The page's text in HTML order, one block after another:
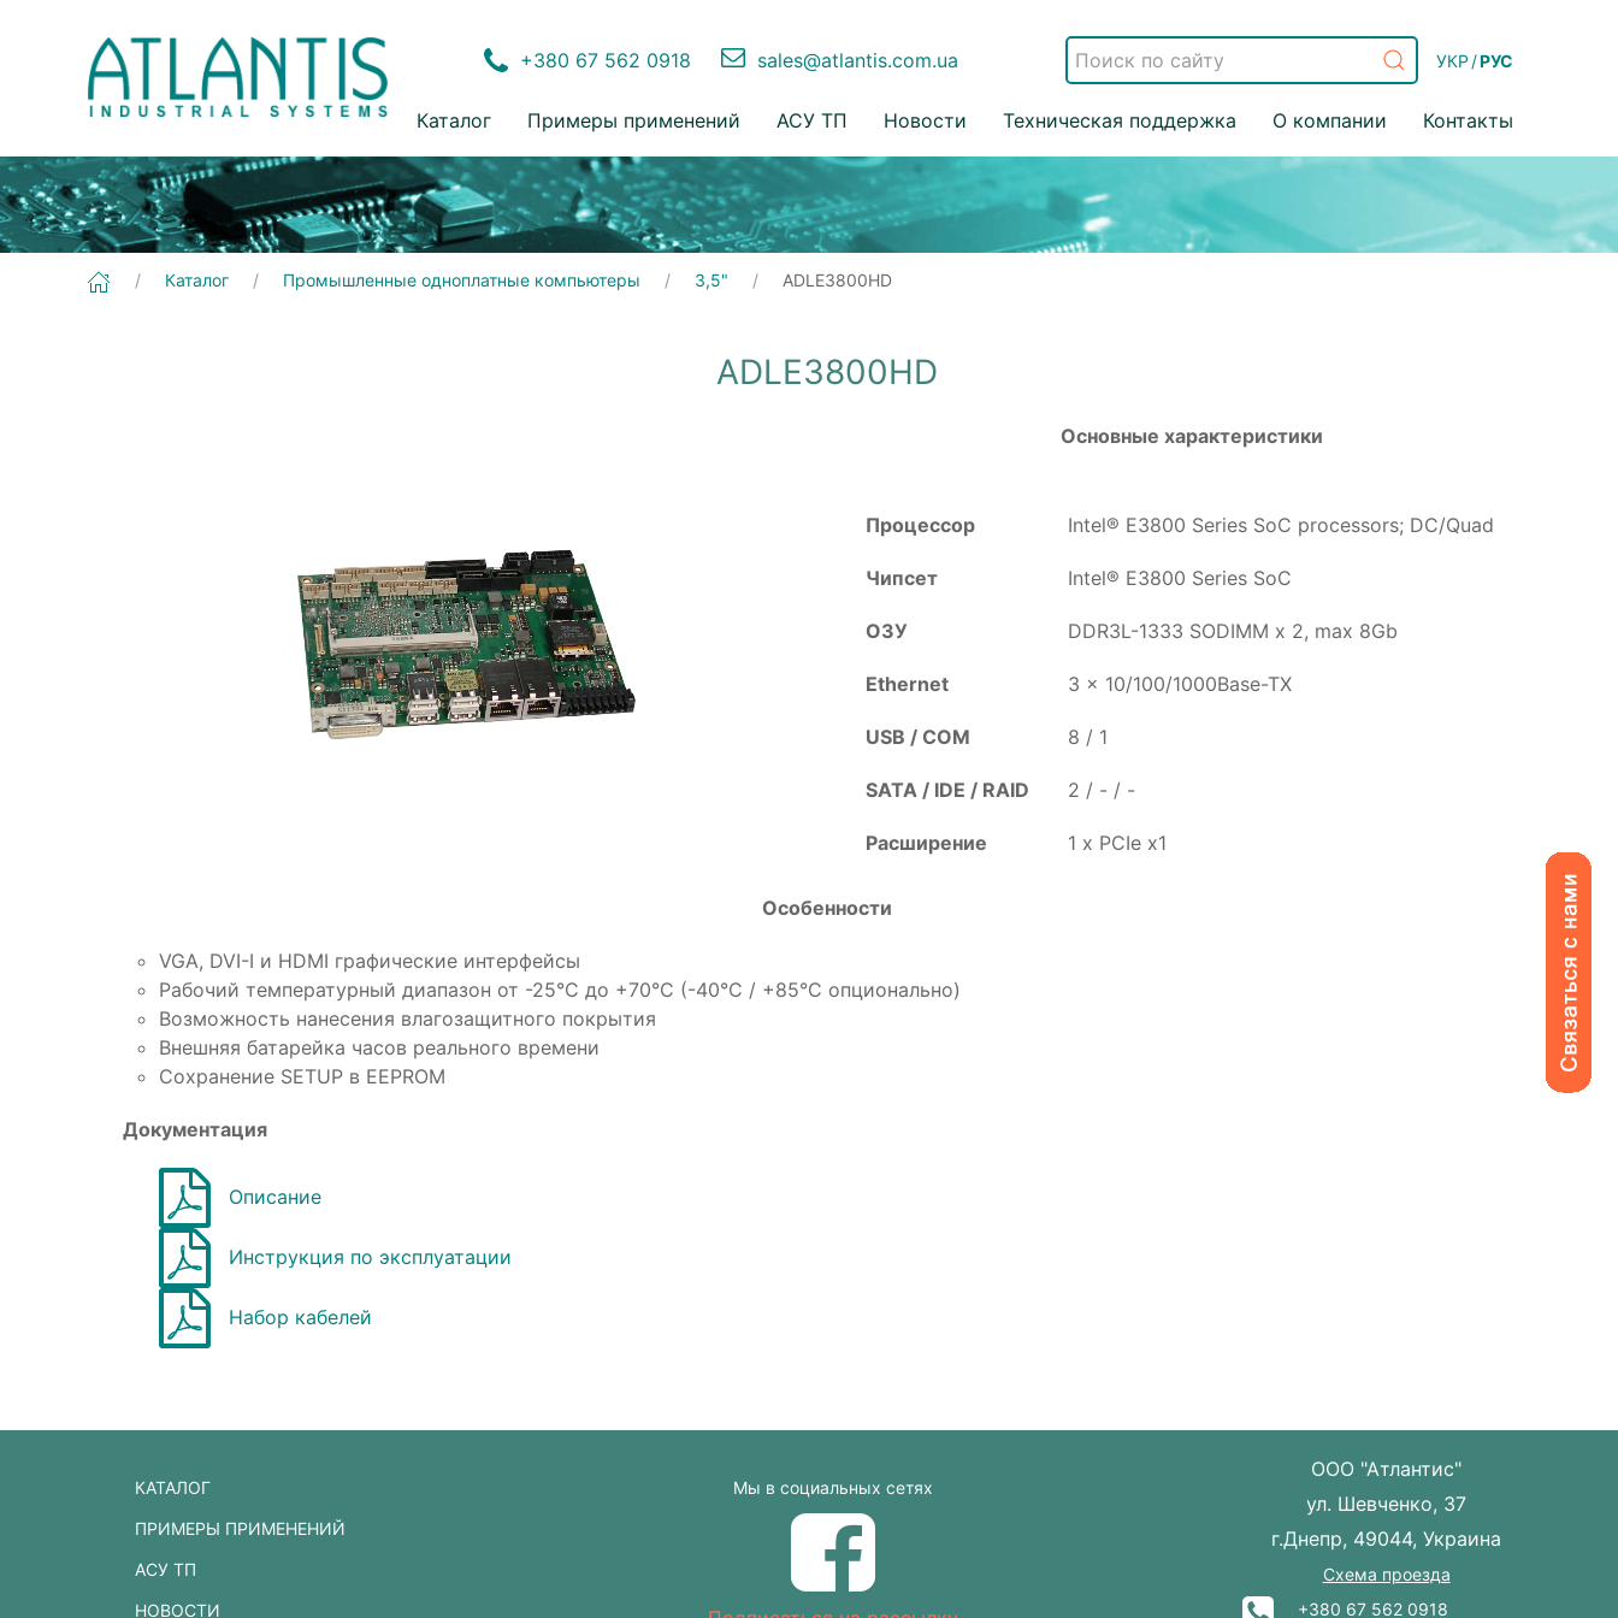
+380 67 562 0918 sales@atlantis.com.ua УКР /РУС
Каталог Примеры применений АСУ ТП Новости Техническая поддержка О компании Контакты
Каталог Промышленные одноплатные компьютеры 3,5" ADLE3800HD
ADLE3800HD
Основные характеристики
Процессор Intel® E3800 Series SoC processors; DC/Quad
Чипсет Intel® E3800 Series SoC
ОЗУ DDR3L-1333 SODIMM x 2, max 8Gb
Ethernet 3 x 10/100/1000Base-TX
USB / COM 8 / 1
SATA / IDE / RAID 2 / - / -
Расширение 1 x PCIe x1
Особенности
VGA, DVI-I и HDMI графические интерфейсы
Рабочий температурный диапазон от -25°C до +70°C (-40°C / +85°C опционально)
Возможность нанесения влагозащитного покрытия
Внешняя батарейка часов реального времени
Сохранение SETUP в EEPROM
Документация
Описание
Инструкция по эксплуатации
Набор кабелей
КАТАЛОГ
ПРИМЕРЫ ПРИМЕНЕНИЙ
АСУ ТП
НОВОСТИ
Мы в социальных сетях
ООО "Атлантис"
ул. Шевченко, 37
г.Днепр, 49044, Украина
Схема проезда
+380 67 562 0918